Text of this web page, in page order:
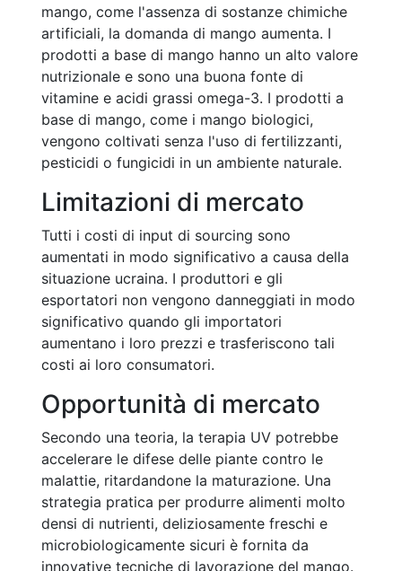
mango, come l'assenza di sostanze chimiche
artificiali, la domanda di mango aumenta. I
prodotti a base di mango hanno un alto valore
nutrizionale e sono una buona fonte di
vitamine e acidi grassi omega-3. I prodotti a
base di mango, come i mango biologici,
vengono coltivati senza l'uso di fertilizzanti,
pesticidi o fungicidi in un ambiente naturale.
Limitazioni di mercato
Tutti i costi di input di sourcing sono
aumentati in modo significativo a causa della
situazione ucraina. I produttori e gli
esportatori non vengono danneggiati in modo
significativo quando gli importatori
aumentano i loro prezzi e trasferiscono tali
costi ai loro consumatori.
Opportunità di mercato
Secondo una teoria, la terapia UV potrebbe
accelerare le difese delle piante contro le
malattie, ritardandone la maturazione. Una
strategia pratica per produrre alimenti molto
densi di nutrienti, deliziosamente freschi e
microbiologicamente sicuri è fornita da
innovative tecniche di lavorazione del mango.